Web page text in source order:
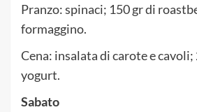
Pranzo: spinaci; 150 gr di
formaggino.
Cena: insalata di carote e cavoli;
yogurt.
Sabato